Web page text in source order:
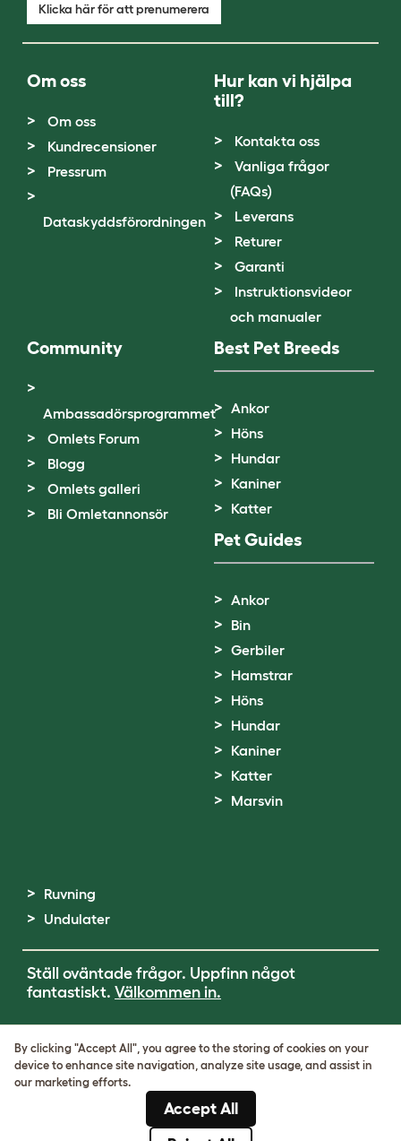
Klicka här för att prenumerera
Om oss
Om oss
Kundrecensioner
Pressrum
Dataskyddsförordningen
Hur kan vi hjälpa
till?
Kontakta oss
Vanliga frågor
(FAQs)
Leverans
Returer
Garanti
Instruktionsvideor
och manualer
Community
Ambassadörsprogrammet
Omlets Forum
Blogg
Omlets galleri
Bli Omletannonsör
Best Pet Breeds
Ankor
Höns
Hundar
Kaniner
Katter
Pet Guides
Ankor
Bin
Gerbiler
Hamstrar
Höns
Hundar
Kaniner
Katter
Marsvin
Ruvning
Undulater
Ställ oväntade frågor. Uppfinn något
fantastiskt. Välkommen in.
Cookie & Privacy Policy
Cookie Settings
VAT-nummer: SE502080795301
By clicking "Accept All", you agree to the storing of cookies on your
device to enhance site navigation, analyze site usage, and assist in
our marketing efforts.
Accept All